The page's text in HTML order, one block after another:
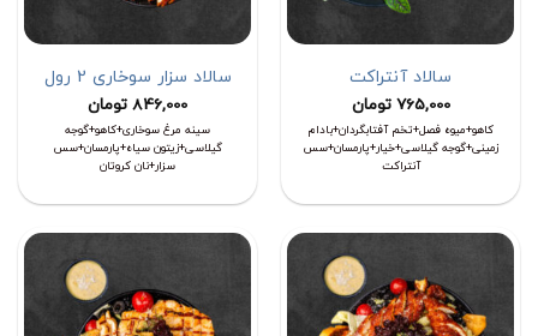
سالاد آنتراکت
765,000 تومان
کاهو+میوه فصل+تخم آفتابگردان+بادام
زمینی+گوجه گیلاسی+خیار+پارمسان+سس
آنتراکت
سالاد سزار سوخاری 2 رول
846,000 تومان
سینه مرغ سوخاری+کاهو+گوجه
گیلاسی+زیتون سیاه+پارمسان+سس
سزار+نان کروتان